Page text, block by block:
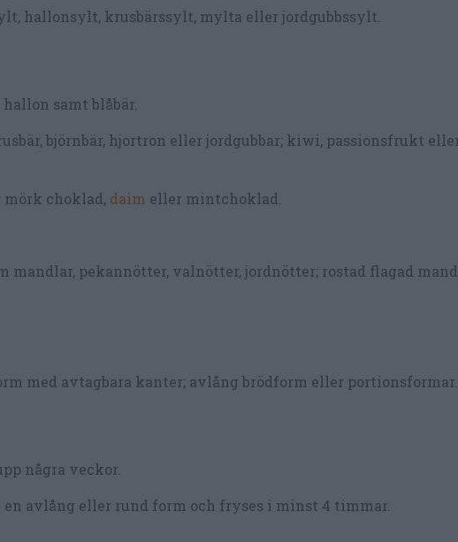
hallonsylt, krusbärssylt, mylta eller jordgubbssylt.
samt blåbär.
björnbär, hjortron eller jordgubbar; kiwi, passionsfrukt
choklad, daim eller mintchoklad.
mandlar, pekannötter, valnötter, jordnötter; rostad flagad
med avtagbara kanter; avlång brödform eller portionsformar.
några veckor.
avlång eller rund form och fryses i minst 4 timmar.